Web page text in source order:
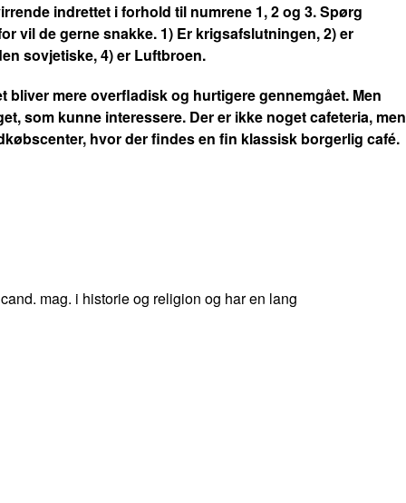
indrettet i forhold til numrene 1, 2 og 3. Spørg
vil de gerne snakke. 1) Er krigsafslutningen, 2) er
sovjetiske, 4) er Luftbroen.
mere overfladisk og hurtigere gennemgået. Men
som kunne interessere. Der er ikke noget cafeteria, men
hvor der findes en fin klassisk borgerlig café.
mag. i historie og religion og har en lang